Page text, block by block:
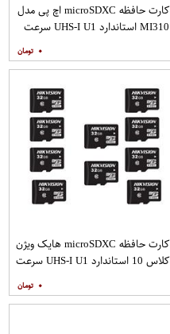
کارت حافظه microSDXC اچ پی مدل
MI310 استاندارد UHS-I U1 سرعت
همراه آداپتور SD
۰
کارت حافظه microSDXC هایک ویژن
کلاس 10 استاندارد UHS-I U1 سرعت
100MBps ظرفیت 32 گیگابایت بسته
10 عددی
۰